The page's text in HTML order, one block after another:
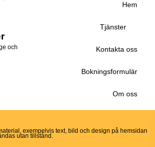
och
Hem
Tjänster
Kontakta oss
Bokningsformulär
Om oss
exempelvis text, bild och design på hemsidan
utan tillstånd.